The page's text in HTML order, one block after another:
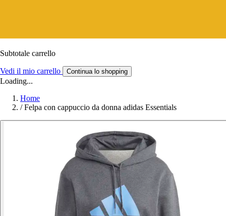
Subtotale carrello
Vedi il mio carrello Continua lo shopping
Loading...
Home
/ Felpa con cappuccio da donna adidas Essentials